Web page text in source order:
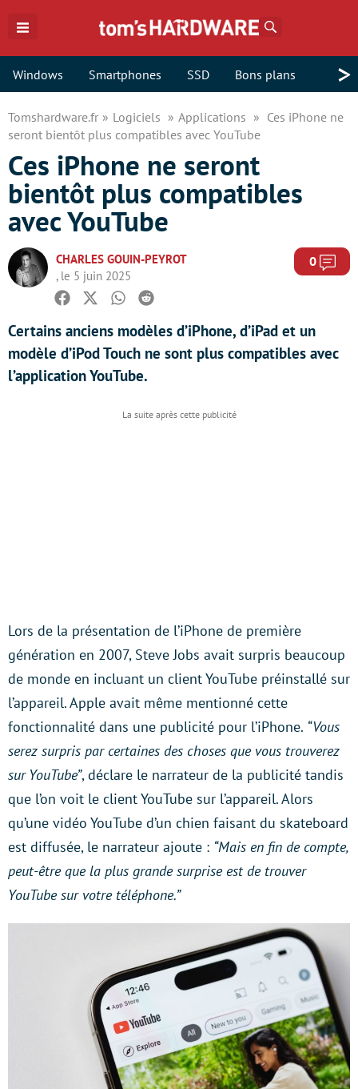
Windows Smartphones SSD Bons plans >
Tomshardware.fr Logiciels Applications
Ces iPhone ne
seront bientôt plus compatibles avec YouTube
Ces iPhone ne seront
bientôt plus compatibles
avec YouTube
CHARLES GOUIN-PEYROT
, le 5 juin 2025
0
Facebook
TwitterWhatsapp
Reddit
Certains anciens modèles d’iPhone, d’iPad et un
modèle d’iPod Touch ne sont plus compatibles avec
l’application YouTube.
Lors de la présentation de l’iPhone de première
génération en 2007, Steve Jobs avait surpris beaucoup
de monde en incluant un client YouTube préinstallé sur
l’appareil. Apple avait même mentionné cette
fonctionnalité dans une publicité pour l’iPhone. “Vous
serez surpris par certaines des choses que vous trouverez
sur YouTube”, déclare le narrateur de la publicité tandis
que l’on voit le client YouTube sur l’appareil. Alors
qu’une vidéo YouTube d’un chien faisant du skateboard
est diffusée, le narrateur ajoute : “Mais en fin de compte,
peut-être que la plus grande surprise est de trouver
YouTube sur votre téléphone.”